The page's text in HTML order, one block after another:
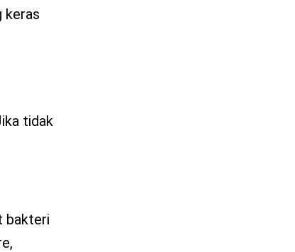
keras
tidak
bakteri